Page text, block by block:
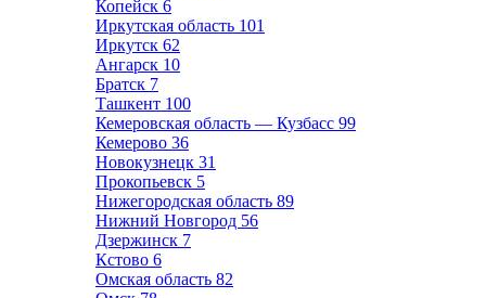
Копейск 6
Иркутская область 101
Иркутск 62
Ангарск 10
Братск 7
Ташкент 100
Кемеровская область — Кузбасс 99
Кемерово 36
Новокузнецк 31
Прокопьевск 5
Нижегородская область 89
Нижний Новгород 56
Дзержинск 7
Кстово 6
Омская область 82